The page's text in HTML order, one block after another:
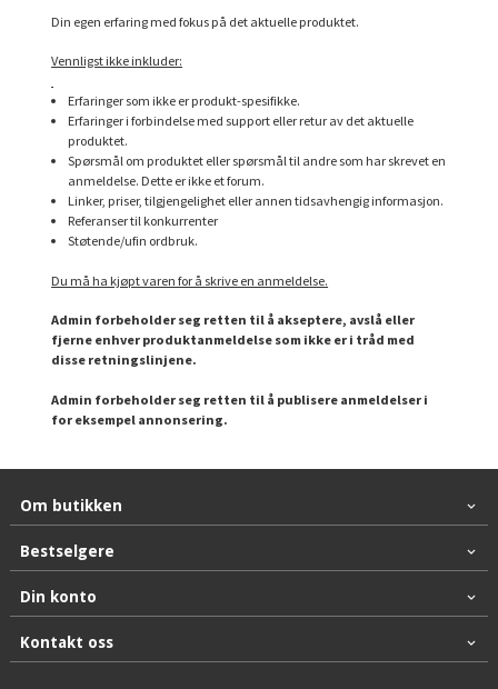
Din egen erfaring med fokus på det aktuelle produktet.
Vennligst ikke inkluder:
Erfaringer som ikke er produkt-spesifikke.
Erfaringer i forbindelse med support eller retur av det aktuelle
produktet.
Spørsmål om produktet eller spørsmål til andre som har skrevet en
anmeldelse. Dette er ikke et forum.
Linker, priser, tilgjengelighet eller annen tidsavhengig informasjon.
Referanser til konkurrenter
Støtende/ufin ordbruk.
Du må ha kjøpt varen for å skrive en anmeldelse.
Admin forbeholder seg retten til å akseptere, avslå eller
fjerne enhver produktanmeldelse som ikke er i tråd med
disse retningslinjene.
Admin forbeholder seg retten til å publisere anmeldelser i
for eksempel annonsering.
Om butikken
Bestselgere
Din konto
Kontakt oss